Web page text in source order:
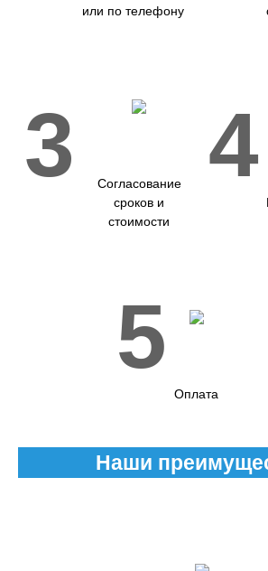
или по телефону
3
Согласование
сроков и
стоимости
4
5
Оплата
Наши